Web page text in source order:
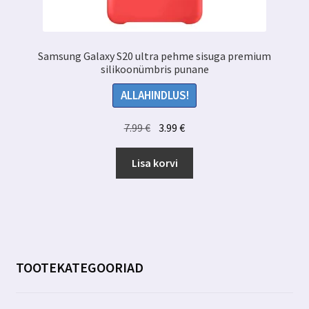
Samsung Galaxy S20 ultra pehme sisuga premium
silikoonümbris punane
ALLAHINDLUS!
7.99€ Algne
oli:
7.99 €.
3.99€Praegune
3.99 €.
Lisa korvi
TOOTEKATEGOORIAD